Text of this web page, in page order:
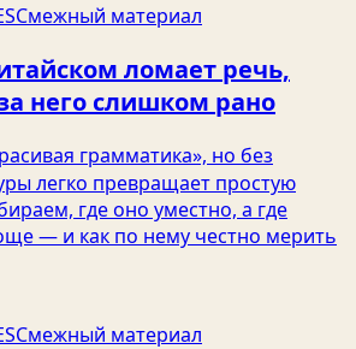
Смежный материал
ломает речь,
него слишком рано
грамматика», но без
легко превращает простую
где оно уместно, а где
— и как по нему честно мерить
Смежный материал